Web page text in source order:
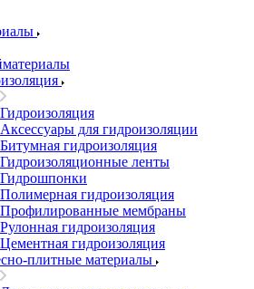
Гидроизоляция
Аксессуары для гидроизоляции
Битумная гидроизоляция
Гидроизоляционные ленты
Гидрошпонки
Полимерная гидроизоляция
Профилированные мембраны
Рулонная гидроизоляция
Цементная гидроизоляция
плитные материалы